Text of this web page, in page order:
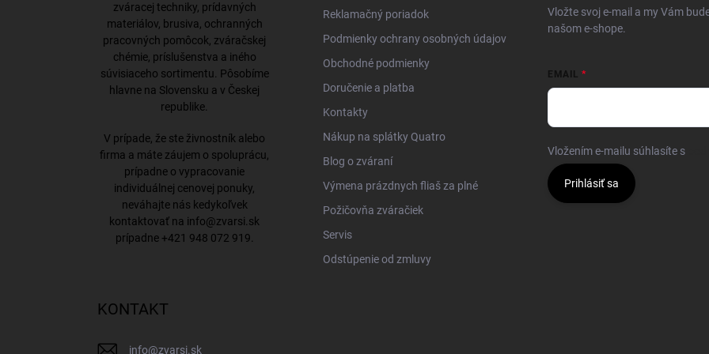
zváracej techniky, prídavných
materiálov, brusiva, ochranných
pracovných pomôcok, zváračskej
chémie, príslušenstva a iného
súvisiaceho sortimentu. Pôsobíme
hlavne na Slovensku a v Českej
republike.
V prípade, že ste živnostník alebo
firma a máte záujem o spoluprácu,
prípadne o vypracovanie
individuálnej cenovej ponuky,
neváhajte nás kedykoľvek
kontaktovať na info@zvarsi.sk
prípadne +421 948 072 919
Reklamačný poriadok
Podmienky ochrany osobných údajov
Obchodné podmienky
Doručenie a platba
Kontakty
Nákup na splátky Quatro
Blog o zváraní
Výmena prázdnych fliaš za plné
Požičovňa zváračiek
Servis
Odstúpenie od zmluvy
Vložte svoj e-mail a my Vám
našom e-shope.
EMAIL
Vložením e-mailu súhlasíte s
Prihlásiť sa
KONTAKT
info@zvarsi.sk